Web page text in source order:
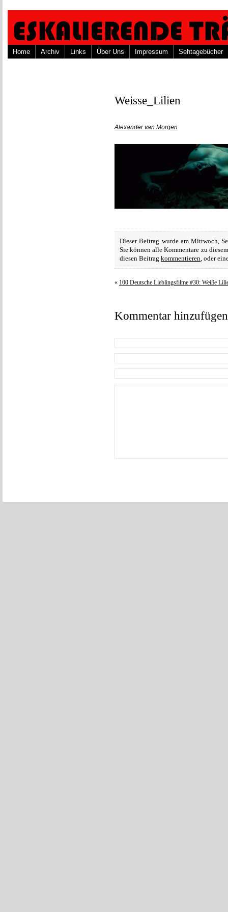
Home Archiv Links Über Uns Impressum Sehtagebücher
Weisse_Lilien
Alexander van Morgen
Dieser Beitrag wurde am Mittwoch,
Sie können alle Kommentare zu
diesen Beitrag kommentieren, oder
« 100 Deutsche Lieblingsfilme #30: Weiße
Kommentar hinzufügen